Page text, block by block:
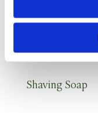
Shaving Soap